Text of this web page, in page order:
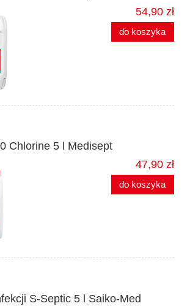
54,90 zł
do koszyka
Chlorine 5 l Medisept
47,90 zł
do koszyka
S-Septic 5 l Saiko-Med